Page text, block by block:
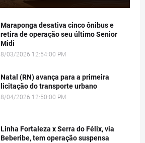
Maraponga desativa cinco ônibus e
retira de operação seu último Senior
Midi
8/03/2026 12:54:00 PM
Natal (RN) avança para a primeira
licitação do transporte urbano
8/04/2026 12:50:00 PM
Linha Fortaleza x Serra do Félix, via
Beberibe, tem operação suspensa